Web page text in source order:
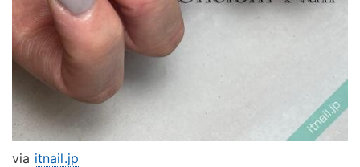
via itnail.jp